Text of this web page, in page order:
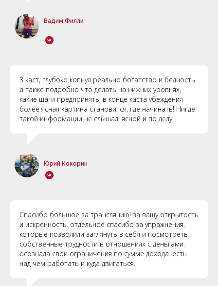
Вадим Филли
3 каст, глубоко копнул реально богатство и бедность
а также подробно что делать на нижних уровнях,
какие шаги предпринять, в конце каста убеждения
более ясная картина становится, где начинать! Нигде
такой информации не слышал, ясной и по делу
Юрий Кокорин
Спасибо большое за трансляцию! за вашу открытость
и искренность. отдельное спасибо за упражнения,
которые позволили заглянуть в себя и посмотреть
собственные трудности в отношениях с деньгами.
осознала свои ограничения по сумме дохода. есть
над чем работать и куда двигаться.